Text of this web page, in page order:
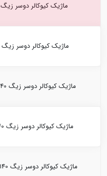
ماژیک کیوکالر دوسر زیگ Blue (317) -140
ماژیک کیوکالر دوسر زیگ Navy (318) -140
ماژیک کیوکالر دوسر زیگ Pale Blue (330) -140
ماژیک کیوکالر دوسر زیگ Ice Tint (331) -140
ماژیک کیوکالر دوسر زیگ Alice Blue (332) -140